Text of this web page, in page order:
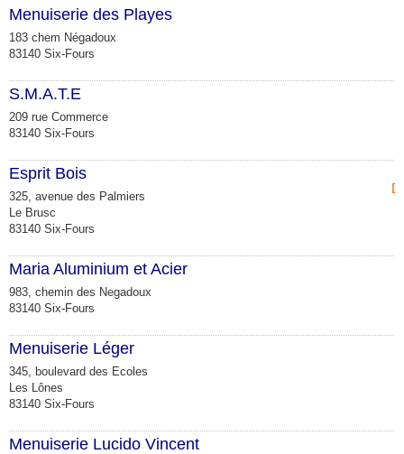
Menuiserie des Playes
183 chem Négadoux
83140 Six-Fours
S.M.A.T.E
209 rue Commerce
83140 Six-Fours
Esprit Bois
325, avenue des Palmiers
Le Brusc
83140 Six-Fours
Maria Aluminium et Acier
983, chemin des Negadoux
83140 Six-Fours
Menuiserie Léger
345, boulevard des Ecoles
Les Lônes
83140 Six-Fours
Menuiserie Lucido Vincent